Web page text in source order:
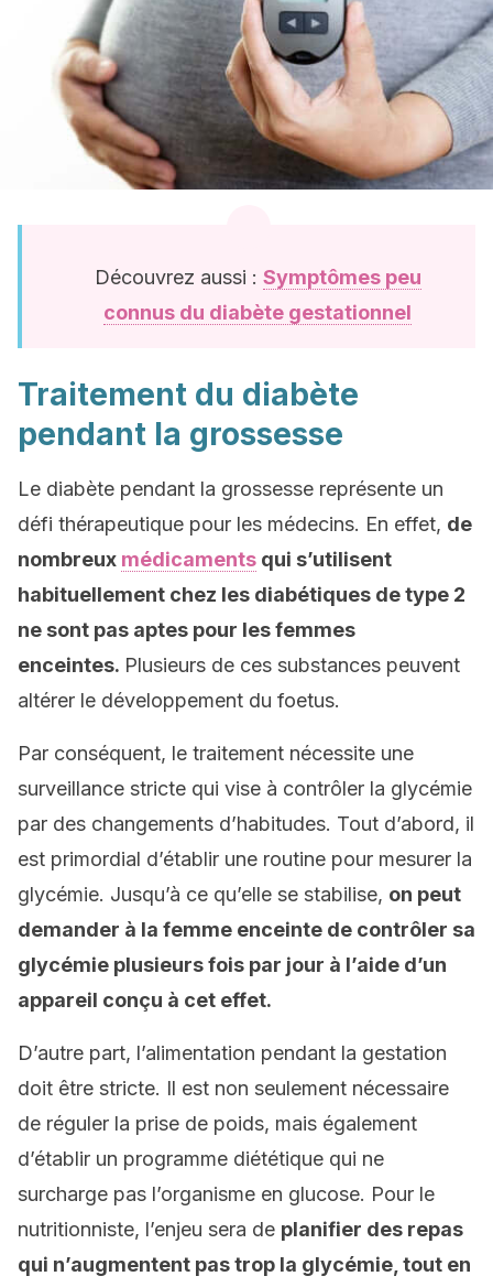
Découvrez aussi : Symptômes peu
connus du diabète gestationnel
Traitement du diabète
pendant la grossesse
Le diabète pendant la grossesse représente un
défi thérapeutique pour les médecins. En effet, de
nombreux médicaments qui s’utilisent
habituellement chez les diabétiques de type 2
ne sont pas aptes pour les femmes
enceintes. Plusieurs de ces substances peuvent
altérer le développement du foetus.
Par conséquent, le traitement nécessite une
surveillance stricte qui vise à contrôler la glycémie
par des changements d’habitudes. Tout d’abord, il
est primordial d’établir une routine pour mesurer la
glycémie. Jusqu’à ce qu’elle se stabilise, on peut
demander à la femme enceinte de contrôler sa
glycémie plusieurs fois par jour à l’aide d’un
appareil conçu à cet effet.
D’autre part, l’alimentation pendant la gestation
doit être stricte. Il est non seulement nécessaire
de réguler la prise de poids, mais également
d’établir un programme diététique qui ne
surcharge pas l’organisme en glucose. Pour le
nutritionniste, l’enjeu sera de planifier des repas
qui n’augmentent pas trop la glycémie, tout en